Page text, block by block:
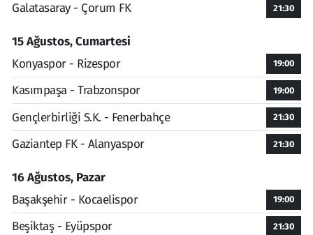
Galatasaray - Çorum FK
21:30
15 Ağustos, Cumartesi
Konyaspor - Rizespor
19:00
Kasımpaşa - Trabzonspor 19:00
Gençlerbirliği S.K. - Fenerbahçe 21:30
Gaziantep FK - Alanyaspor 21:30
16 Ağustos, Pazar
Başakşehir - Kocaelispor
19:00
Beşiktaş - Eyüpspor 21:30